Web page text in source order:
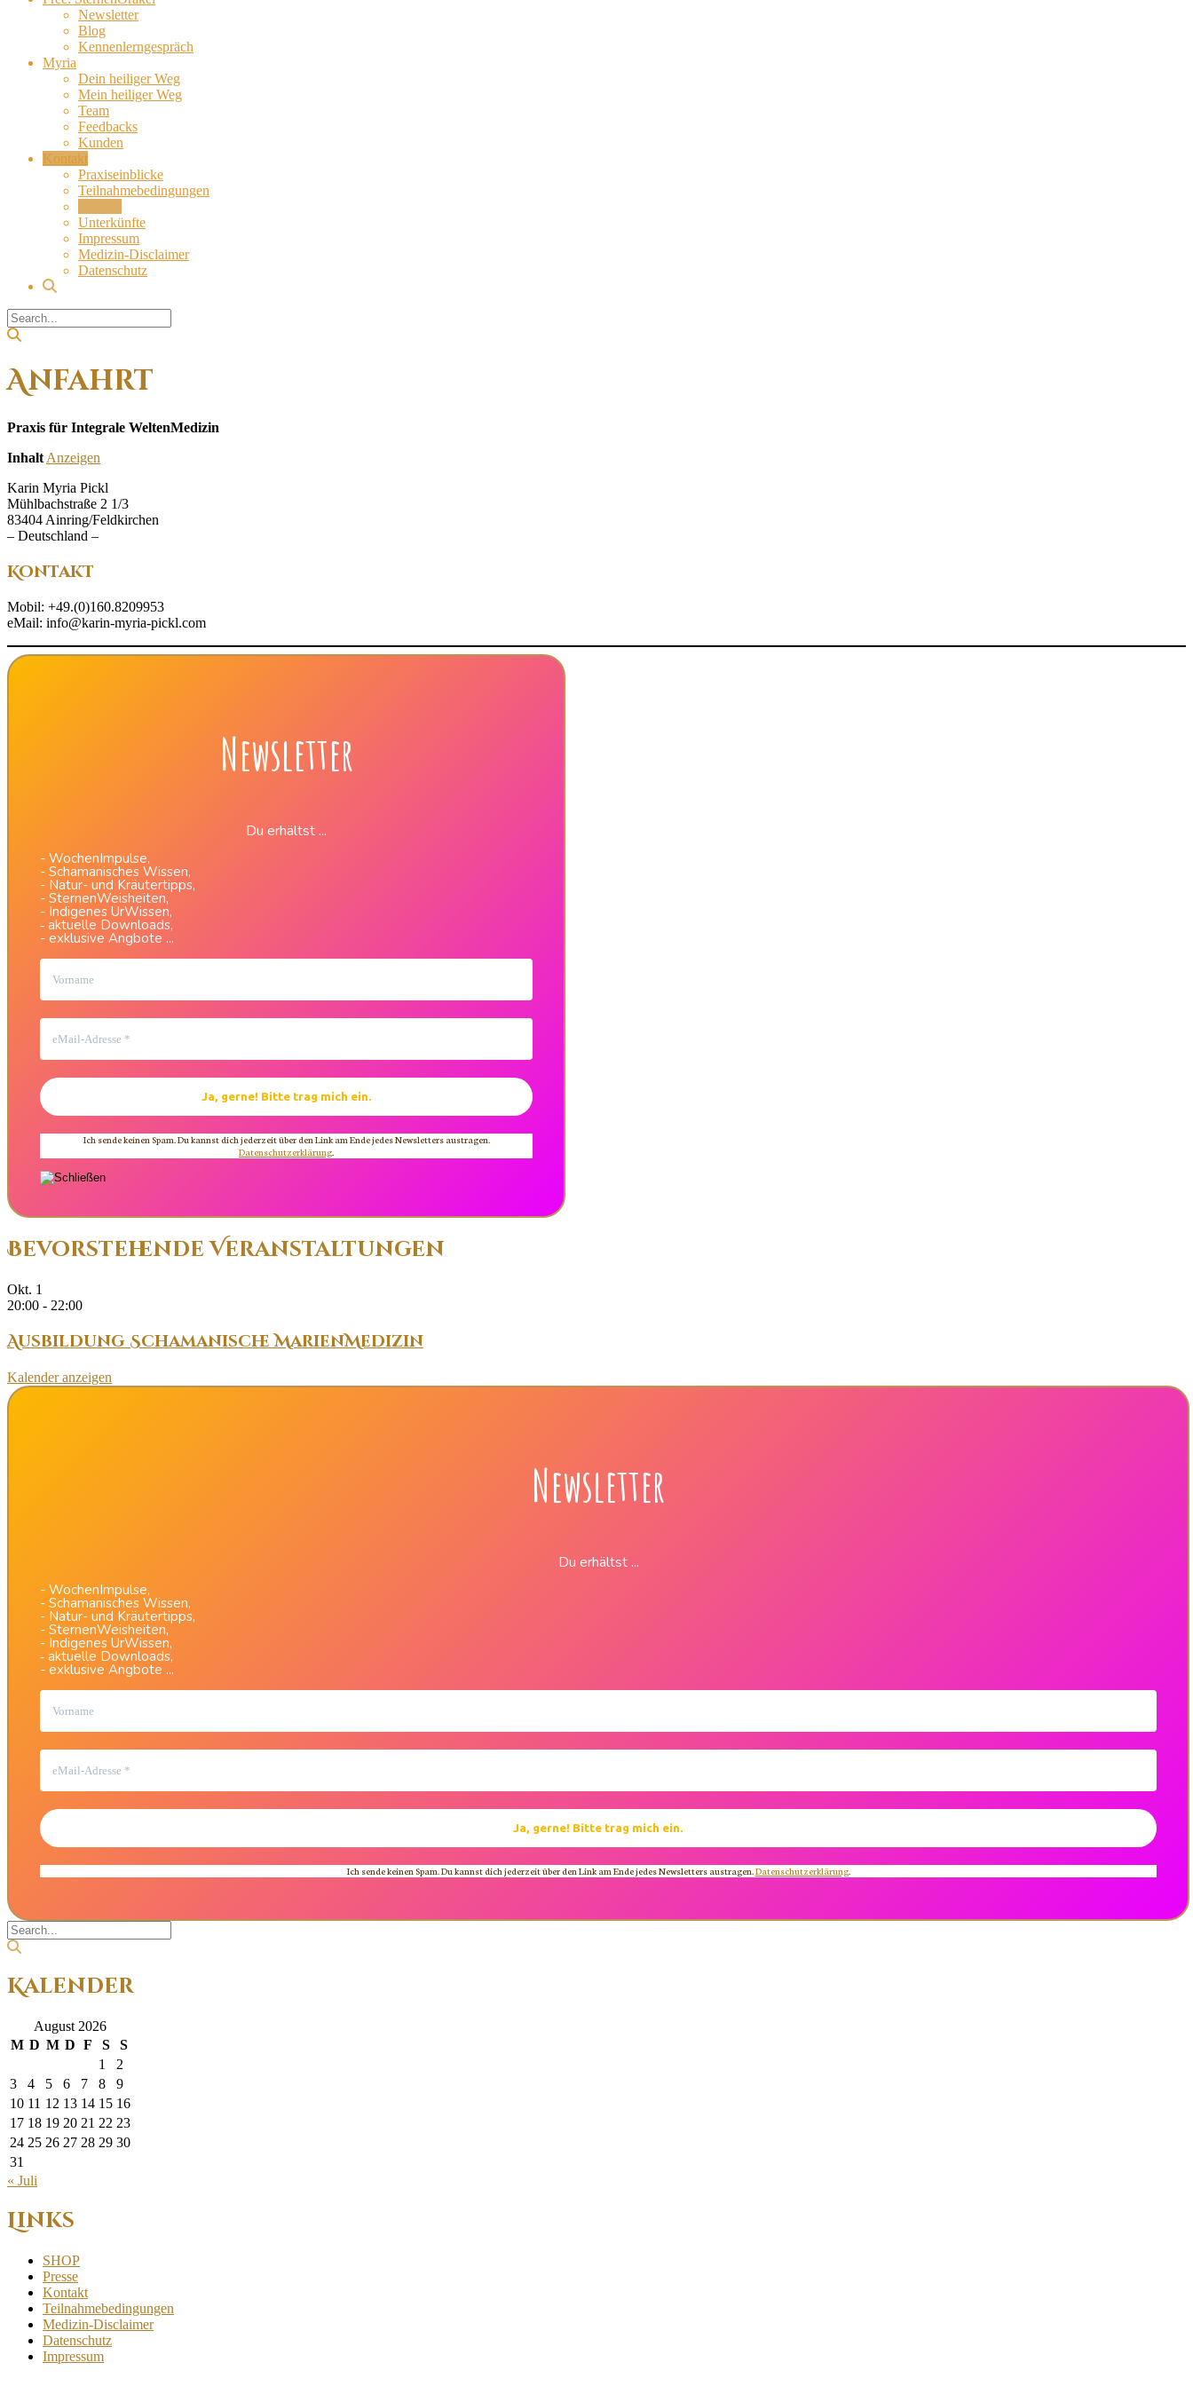
Newsletter
Blog
Kennenlerngespräch
Myria
Dein heiliger Weg
Mein heiliger Weg
Team
Feedbacks
Kunden
Kontakt
Praxiseinblicke
Teilnahmebedingungen
Unterkünfte
Impressum
Medizin-Disclaimer
Datenschutz
Anfahrt
Praxis für Integrale WeltenMedizin
Inhalt Anzeigen
Karin Myria Pickl
Mühlbachstraße 2 1/3
83404 Ainring/Feldkirchen
– Deutschland –
Kontakt
Mobil: +49.(0)160.8209953
eMail: info@karin-myria-pickl.com
Newsletter
Du erhältst ...
- WochenImpulse,
- Schamanisches Wissen,
- Natur- und Kräutertipps,
- SternenWeisheiten,
- Indigenes UrWissen,
- aktuelle Downloads,
- exklusive Angbote ...
Ich sende keinen Spam. Du kannst dich jederzeit über den Link am Ende jedes Newsletters austragen.
Datenschutzerklärung.
Bevorstehende Veranstaltungen
Okt. 1
20:00 - 22:00
Ausbildung Schamanische MarienMedizin
Kalender anzeigen
Newsletter
Du erhältst ...
- WochenImpulse,
- Schamanisches Wissen,
- Natur- und Kräutertipps,
- SternenWeisheiten,
- Indigenes UrWissen,
- aktuelle Downloads,
- exklusive Angbote ...
Ich sende keinen Spam. Du kannst dich jederzeit über den Link am Ende jedes Newsletters austragen.Datenschutzerklärung.
Kalender
August 2026
M D M D F S
S
1
2
3
4 5 6 7 8
9
10 11 12 13 14 15 16
17 18 19 20 21 22 23
24 25 26 27 28 29 30
31
« Juli
Links
SHOP
Presse
Kontakt
Teilnahmebedingungen
Medizin-Disclaimer
Datenschutz
Impressum